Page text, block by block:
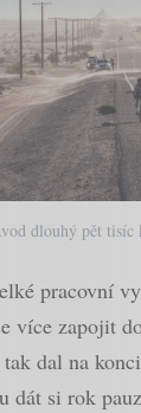
dlouhý pět
pracovní
více zapojit
dal na
dát si rok